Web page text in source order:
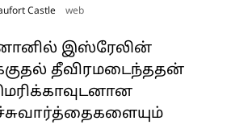
Castle web
இஸ்ரேலின்
தீவிரமடைந்ததன்